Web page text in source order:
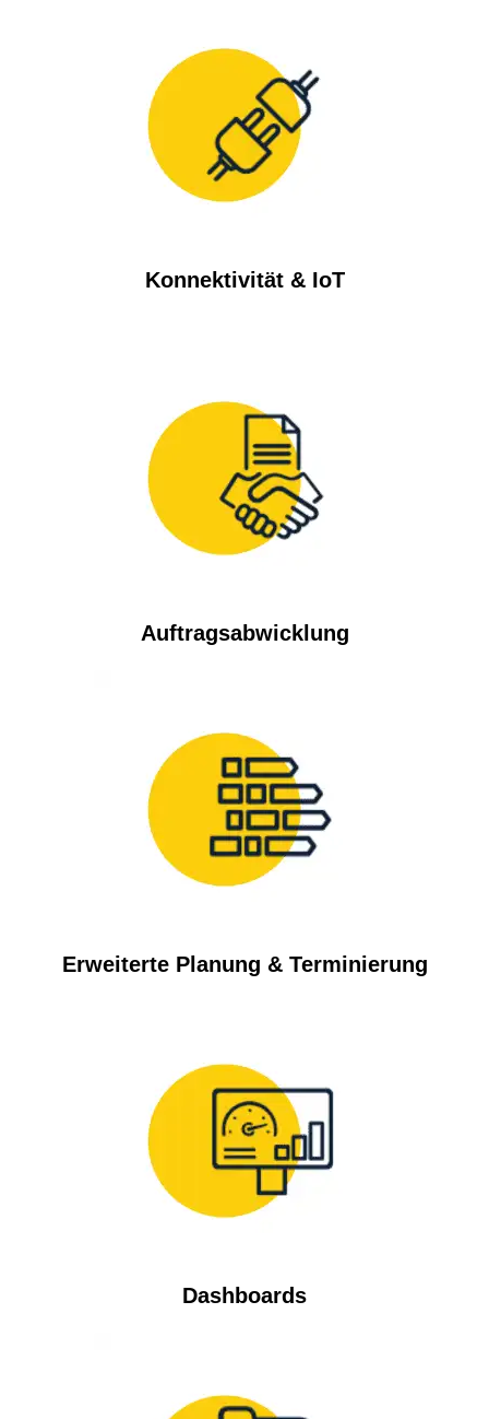
Konnektivität & IoT
Auftragsabwicklung
Erweiterte Planung & Terminierung
Dashboards